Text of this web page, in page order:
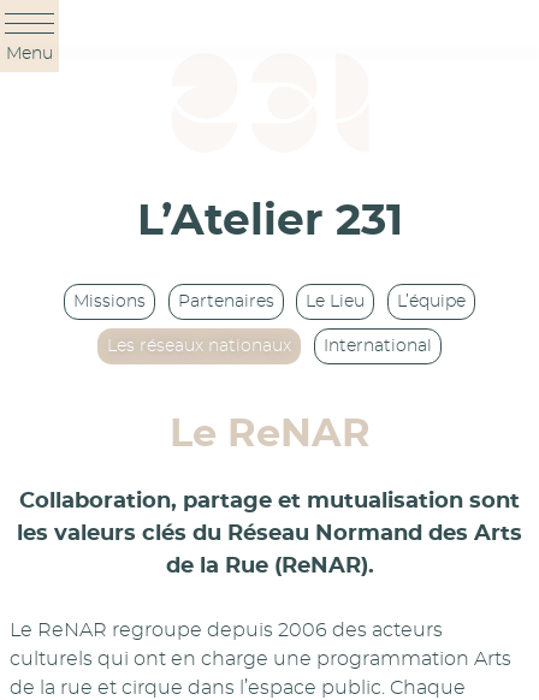
Panneau de gestion des cookies
Menu
L’Atelier 231
Missions Partenaires Le Lieu L’équipe
Les réseaux nationaux International
Le ReNAR
Collaboration, partage et mutualisation sont
les valeurs clés du Réseau Normand des Arts
de la Rue (ReNAR).
Le ReNAR regroupe depuis 2006 des acteurs
culturels qui ont en charge une programmation Arts
de la rue et cirque dans l’espace public. Chaque